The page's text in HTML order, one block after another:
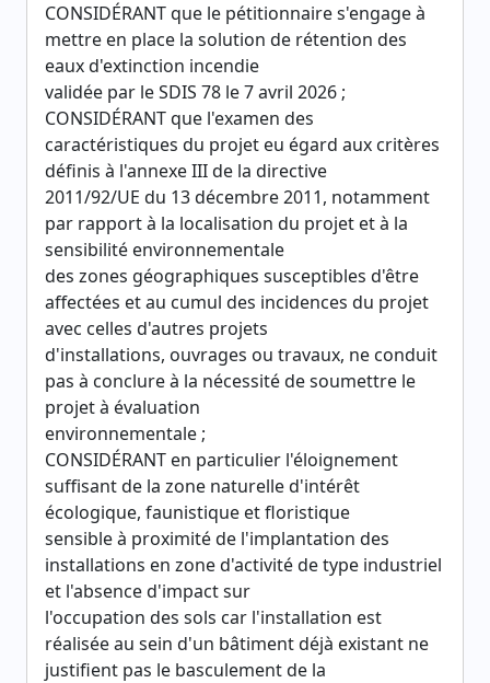
CONSIDÉRANT que le pétitionnaire s'engage à
mettre en place la solution de rétention des
eaux d'extinction incendie
validée par le SDIS 78 le 7 avril 2026 ;
CONSIDÉRANT que l'examen des
caractéristiques du projet eu égard aux critères
définis à l'annexe III de la directive
2011/92/UE du 13 décembre 2011, notamment
par rapport à la localisation du projet et à la
sensibilité environnementale
des zones géographiques susceptibles d'être
affectées et au cumul des incidences du projet
avec celles d'autres projets
d'installations, ouvrages ou travaux, ne conduit
pas à conclure à la nécessité de soumettre le
projet à évaluation
environnementale ;
CONSIDÉRANT en particulier l'éloignement
suffisant de la zone naturelle d'intérêt
écologique, faunistique et floristique
sensible à proximité de l'implantation des
installations en zone d'activité de type industriel
et l'absence d'impact sur
l'occupation des sols car l'installation est
réalisée au sein d'un bâtiment déjà existant ne
justifient pas le basculement de la